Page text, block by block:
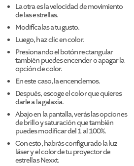
La otra es la velocidad de movimiento
de las estrellas.
Modifícalas a tu gusto.
Luego, haz clic en color.
Presionando el botón rectangular
también puedes encender o apagar la
opción de color.
En este caso, la encendemos.
Después, escoge el color que quieres
darle a la galaxia.
Abajo en la pantalla, verás las opciones
de brillo y saturación que también
puedes modificar del 1 al 100%.
Con esto, habrás configurado la luz
láser y el color de tu proyector de
estrellas Nexxt.